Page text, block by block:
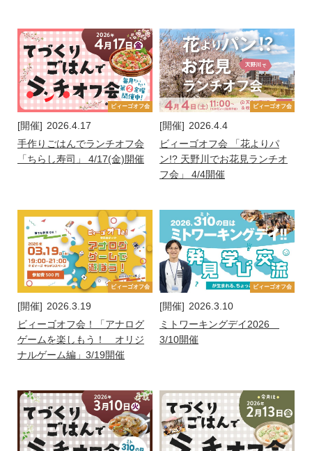
ビィーゴオフ会
[開催] 2026.4.17
手作りごはんでランチオフ会
「ちらし寿司」 4/17(金)開催
ビィーゴオフ会
[開催] 2026.4.4
ビィーゴオフ会 「花よりパ
ン!? 天野川でお花見ランチオ
フ会」 4/4開催
ビィーゴオフ会
[開催] 2026.3.19
ビィーゴオフ会！「アナログ
ゲームを楽しもう！ オリジ
ナルゲーム編」3/19開催
ビィーゴオフ会
[開催] 2026.3.10
ミトワーキングデイ2026
3/10開催